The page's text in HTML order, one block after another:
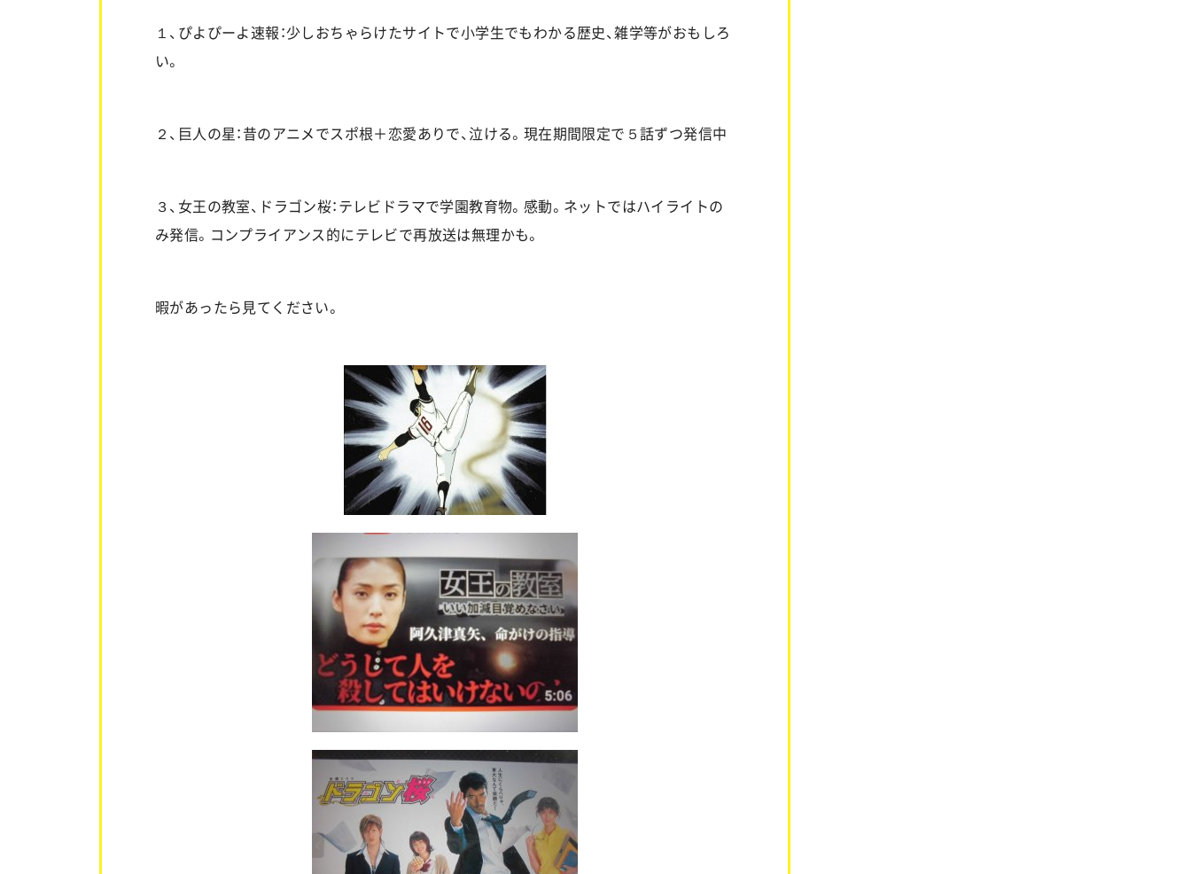
１、ぴよぴーよ速報：少しおちゃらけたサイトで小学生でもわかる歴史、雑学等がおもしろ
い。
２、巨人の星：昔のアニメでスポ根＋恋愛ありで、泣ける。現在期間限定で５話ずつ発信中
３、女王の教室、ドラゴン桜：テレビドラマで学園教育物。感動。ネットではハイライトの
み発信。コンプライアンス的にテレビで再放送は無理かも。
暇があったら見てください。